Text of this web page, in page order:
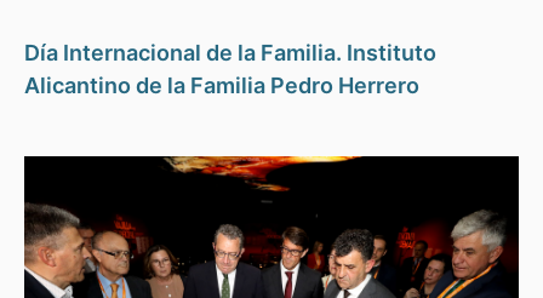
Día Internacional de la Familia. Instituto
Alicantino de la Familia Pedro Herrero